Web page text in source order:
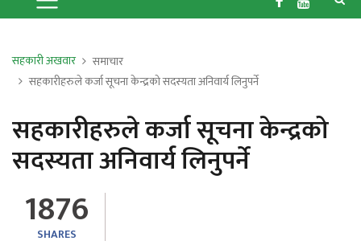
सहकारी अखवार
समाचार
सहकारीहरुले कर्जा सूचना केन्द्रको सदस्यता अनिवार्य लिनुपर्ने
सहकारीहरुले कर्जा सूचना केन्द्रको
सदस्यता अनिवार्य लिनुपर्ने
1876
SHARES